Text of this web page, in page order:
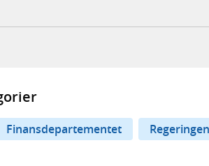
extern webbplats,
din e-postklient,
Finansdepartementet
Regeringen